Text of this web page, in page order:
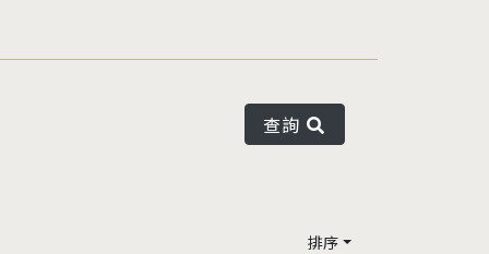
查詢
排序